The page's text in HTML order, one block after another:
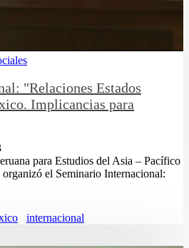
"Relaciones Estados
Implicancias para
para Estudios del Asia – Pacífico
el Seminario Internacional:
internacional